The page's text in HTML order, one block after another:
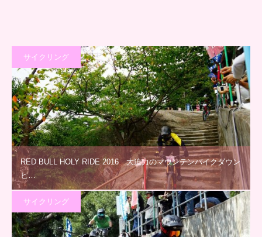
サイクリング
RED BULL HOLY RIDE 2016 大迫力のマウンテンバイクダウン
ヒ…
サイクリング